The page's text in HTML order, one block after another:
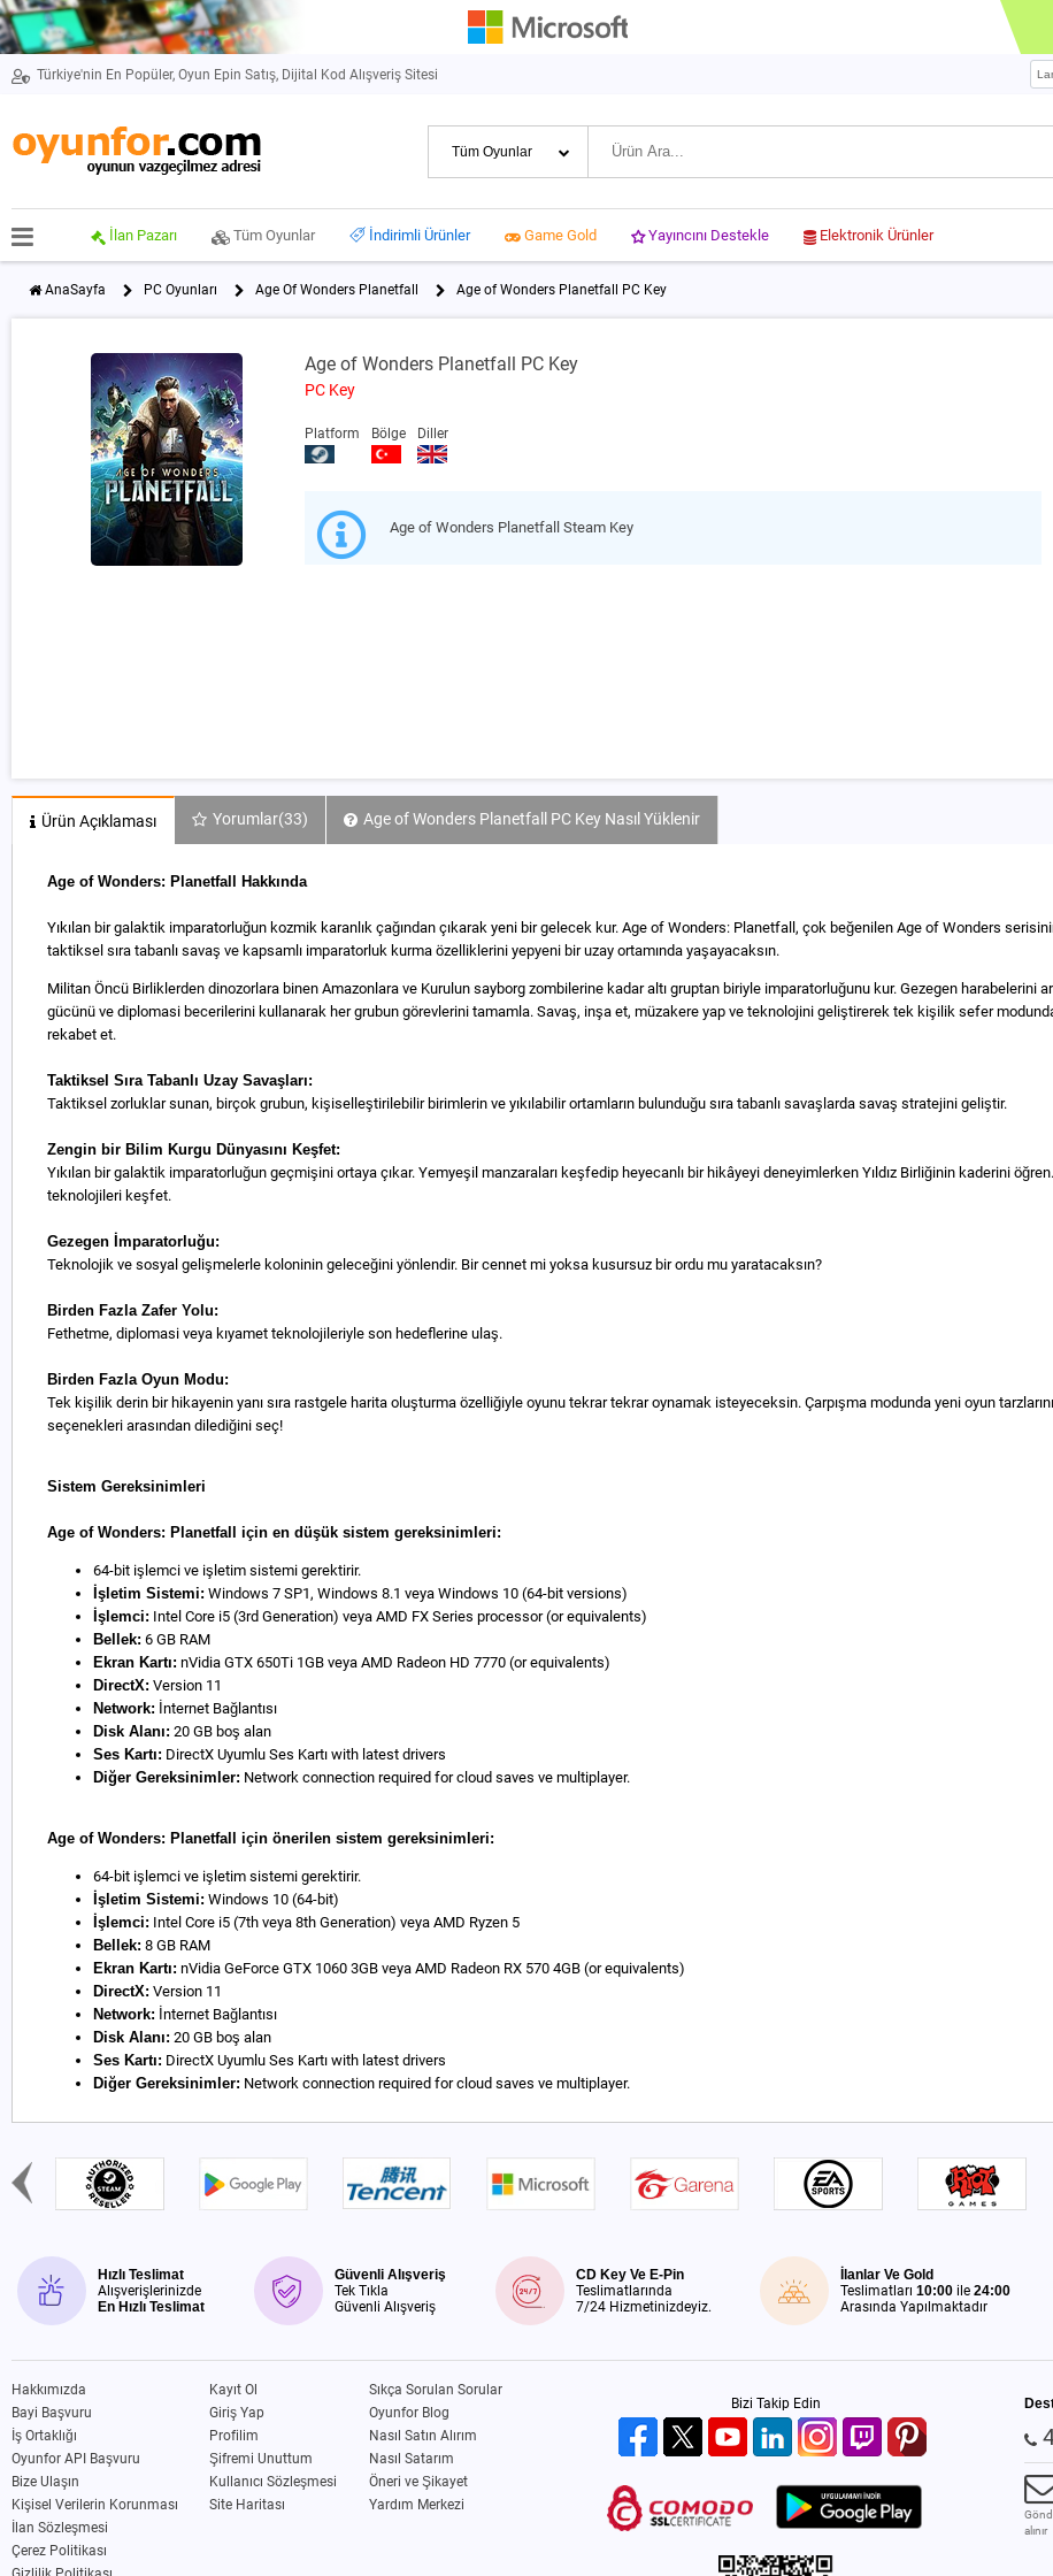
Türkiye'nin En Popüler, Oyun Epin Satış, Dijital Kod Alışveriş Sitesi
İlan Pazarı Tüm Oyunlar İndirimli Ürünler Game Gold Yayıncını Destekle Elektronik Ürünler
AnaSayfa PC Oyunları Age Of Wonders Planetfall Age of Wonders Planetfall PC Key
Age of Wonders Planetfall PC Key
PC Key
Platform Bölge Diller
Age of Wonders Planetfall Steam Key
Ürün Açıklaması Yorumlar(33) Age of Wonders Planetfall PC Key Nasıl Yüklenir
Age of Wonders: Planetfall Hakkında
Yıkılan bir galaktik imparatorluğun kozmik karanlık çağından çıkarak yeni bir gelecek kur. Age of Wonders: Planetfall, çok beğenilen Age of Wonders
taktiksel sıra tabanlı savaş ve kapsamlı imparatorluk kurma özelliklerini yepyeni bir uzay ortamında yaşayacaksın.
Militan Öncü Birliklerden dinozorlara binen Amazonlara ve Kurulun sayborg zombilerine kadar altı gruptan biriyle imparatorluğunu kur. Gezegen harabelerini
gücünü ve diplomasi becerilerini kullanarak her grubun görevlerini tamamla. Savaş, inşa et, müzakere yap ve teknolojini geliştirerek tek kişilik sefer
rekabet et.
Taktiksel Sıra Tabanlı Uzay Savaşları:
Taktiksel zorluklar sunan, birçok grubun, kişiselleştirilebilir birimlerin ve yıkılabilir ortamların bulunduğu sıra tabanlı savaşlarda savaş stratejini geliştir.
Zengin bir Bilim Kurgu Dünyasını Keşfet:
Yıkılan bir galaktik imparatorluğun geçmişini ortaya çıkar. Yemyeşil manzaraları keşfedip heyecanlı bir hikâyeyi deneyimlerken Yıldız Birliğinin kaderini
teknolojileri keşfet.
Gezegen İmparatorluğu:
Teknolojik ve sosyal gelişmelerle koloninin geleceğini yönlendir. Bir cennet mi yoksa kusursuz bir ordu mu yaratacaksın?
Birden Fazla Zafer Yolu:
Fethetme, diplomasi veya kıyamet teknolojileriyle son hedeflerine ulaş.
Birden Fazla Oyun Modu:
Tek kişilik derin bir hikayenin yanı sıra rastgele harita oluşturma özelliğiyle oyunu tekrar tekrar oynamak isteyeceksin. Çarpışma modunda yeni oyun
seçenekleri arasından dilediğini seç!
Sistem Gereksinimleri
Age of Wonders: Planetfall için en düşük sistem gereksinimleri:
64-bit işlemci ve işletim sistemi gerektirir.
İşletim Sistemi: Windows 7 SP1, Windows 8.1 veya Windows 10 (64-bit versions)
İşlemci: Intel Core i5 (3rd Generation) veya AMD FX Series processor (or equivalents)
Bellek: 6 GB RAM
Ekran Kartı: nVidia GTX 650Ti 1GB veya AMD Radeon HD 7770 (or equivalents)
DirectX: Version 11
Network: İnternet Bağlantısı
Disk Alanı: 20 GB boş alan
Ses Kartı: DirectX Uyumlu Ses Kartı with latest drivers
Diğer Gereksinimler: Network connection required for cloud saves ve multiplayer.
Age of Wonders: Planetfall için önerilen sistem gereksinimleri:
64-bit işlemci ve işletim sistemi gerektirir.
İşletim Sistemi: Windows 10 (64-bit)
İşlemci: Intel Core i5 (7th veya 8th Generation) veya AMD Ryzen 5
Bellek: 8 GB RAM
Ekran Kartı: nVidia GeForce GTX 1060 3GB veya AMD Radeon RX 570 4GB (or equivalents)
DirectX: Version 11
Network: İnternet Bağlantısı
Disk Alanı: 20 GB boş alan
Ses Kartı: DirectX Uyumlu Ses Kartı with latest drivers
Diğer Gereksinimler: Network connection required for cloud saves ve multiplayer.
Hızlı Teslimat
Alışverişlerinizde
En Hızlı Teslimat
Güvenli Alışveriş
Tek Tıkla
Güvenli Alışveriş
CD Key Ve E-Pin
Teslimatlarında
7/24 Hizmetinizdeyiz.
İlanlar Ve Gold
Teslimatları10:00 ile24:00
Arasında Yapılmaktadır
Hakkımızda
Bayi Başvuru
İş Ortaklığı
Oyunfor API Başvuru
Bize Ulaşın
Kişisel Verilerin Korunması
İlan Sözleşmesi
Çerez Politikası
Kayıt Ol
Giriş Yap
Profilim
Şifremi Unuttum
Kullanıcı Sözleşmesi
Site Haritası
Sıkça Sorulan Sorular
Oyunfor Blog
Nasıl Satın Alırım
Nasıl Satarım
Öneri ve Şikayet
Yardım Merkezi
Bizi Takip Edin
alınır